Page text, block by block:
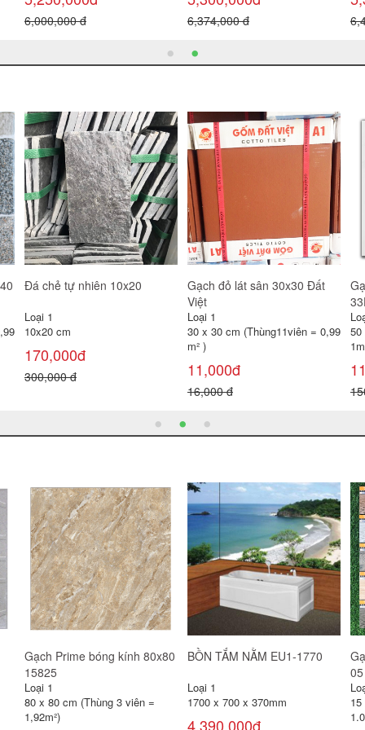
6,484,000 đ 6,557,000 đ
Gạch đỏ lát sân 30x30 Gốm
Loại 1
30 x 30 cm (Thùng11viên = 0,99
11,000đ
Gạch lát sân Prime 40x40
SV4244
Loại 1
40 x 40 cm (Thùng 6 viên =
0,96 m² )
100,000đ
120,000 đ
30
Gạch lát nền 50x50 TP-
KTS573
Loại 1
50 x 50 cm (Thùng 4 viên = 1m²
)
Gạch bóng kính Trung Quốc
Loại 1
60 x 60 cm (Thùng 4 viên =
30
)